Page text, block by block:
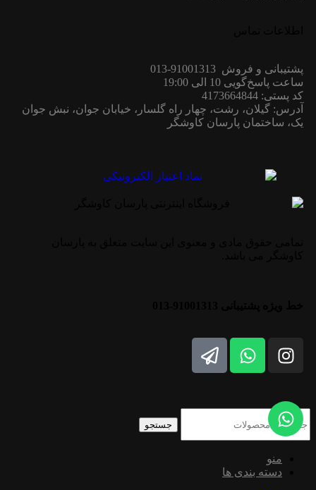
پشتیبانی و فروش 91001313-013
ساعت پاسخ‌گویی 10 الی 19:00
کد پستی: 4173664844
آدرس: گیلان، رشت، چهار راه گلسار، خیابان جوان، نبش جوان
یک، ساختمان پارسان کاوشگر
جستجو
منو
دسته بندی ها